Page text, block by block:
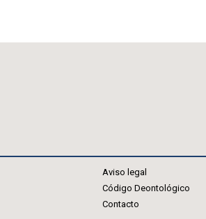
Aviso legal
Código Deontológico
Contacto